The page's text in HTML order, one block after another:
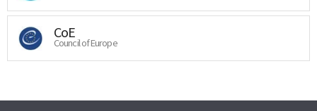
CoE
Council of Europe